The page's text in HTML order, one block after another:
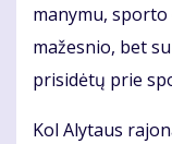
manymu,
mažesnio, bet
prisidėtų prie
Kol Alytaus